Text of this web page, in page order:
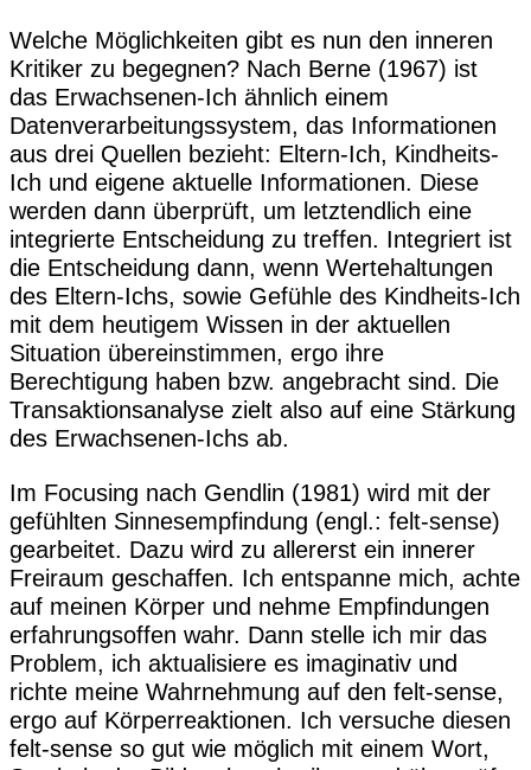
Welche Möglichkeiten gibt es nun den inneren
Kritiker zu begegnen? Nach Berne (1967) ist
das Erwachsenen-Ich ähnlich einem
Datenverarbeitungssystem, das Informationen
aus drei Quellen bezieht: Eltern-Ich, Kindheits-
Ich und eigene aktuelle Informationen. Diese
werden dann überprüft, um letztendlich eine
integrierte Entscheidung zu treffen. Integriert ist
die Entscheidung dann, wenn Wertehaltungen
des Eltern-Ichs, sowie Gefühle des Kindheits-Ich
mit dem heutigem Wissen in der aktuellen
Situation übereinstimmen, ergo ihre
Berechtigung haben bzw. angebracht sind. Die
Transaktionsanalyse zielt also auf eine Stärkung
des Erwachsenen-Ichs ab.
Im Focusing nach Gendlin (1981) wird mit der
gefühlten Sinnesempfindung (engl.: felt-sense)
gearbeitet. Dazu wird zu allererst ein innerer
Freiraum geschaffen. Ich entspanne mich, achte
auf meinen Körper und nehme Empfindungen
erfahrungsoffen wahr. Dann stelle ich mir das
Problem, ich aktualisiere es imaginativ und
richte meine Wahrnehmung auf den felt-sense,
ergo auf Körperreaktionen. Ich versuche diesen
felt-sense so gut wie möglich mit einem Wort,